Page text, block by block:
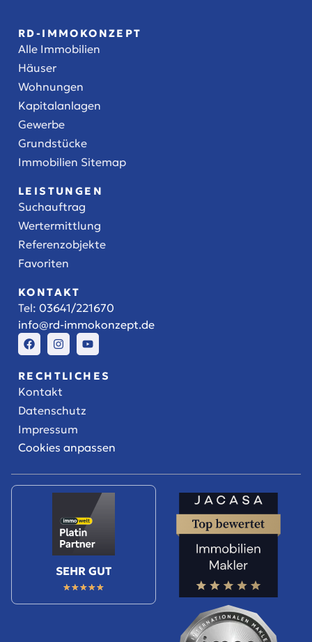
RD-IMMOKONZEPT
Alle Immobilien
Häuser
Wohnungen
Kapitalanlagen
Gewerbe
Grundstücke
Immobilien Sitemap
LEISTUNGEN
Suchauftrag
Wertermittlung
Referenzobjekte
Favoriten
KONTAKT
Tel: 03641/221670
info@rd-immokonzept.de
RECHTLICHES
Kontakt
Datenschutz
Impressum
Cookies anpassen
SEHR GUT
★★★★★